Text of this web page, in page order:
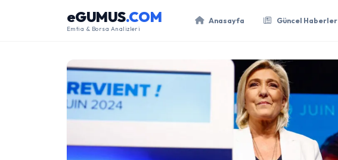
eGUMUS.COM
Emtia & Borsa Analizleri
Anasayfa Güncel Haberler